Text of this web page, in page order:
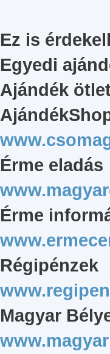
Ez is
Egyedi
Ajándék
Érme eladás
Érme
Régipénzek
Magyar